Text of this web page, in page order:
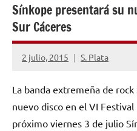
Sínkope presentará su
Sur Cáceres
2 julio, 2015 S. Plata
No
comentarios
La banda extremeña de
nuevo disco en el VI Festival
próximo viernes 3 de julio